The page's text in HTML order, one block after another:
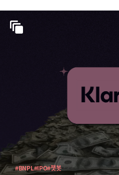
#BNPL#IPO#챗봇